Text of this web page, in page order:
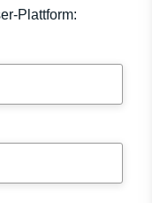
Plattform: